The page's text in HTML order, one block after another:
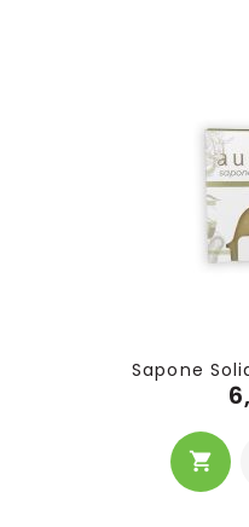
Sapone